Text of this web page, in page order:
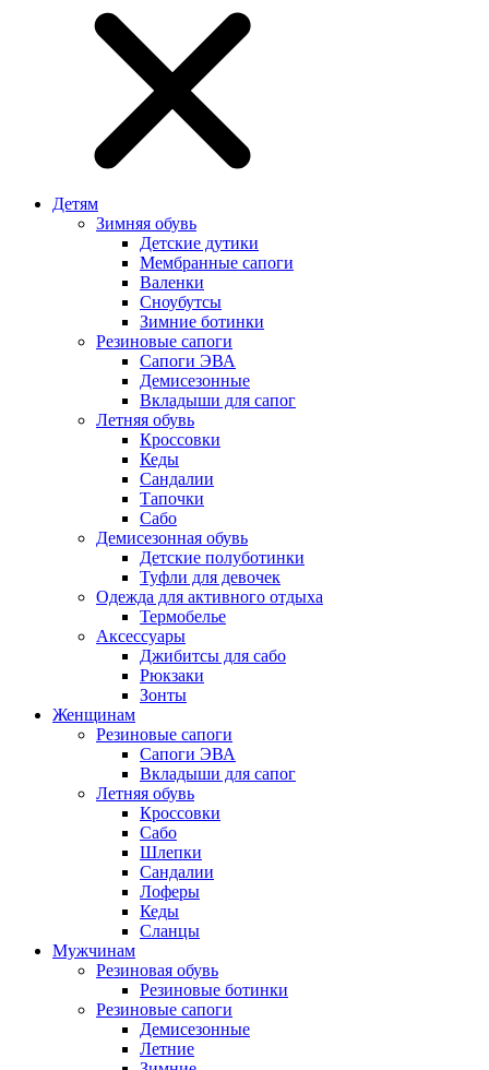
Детям
Зимняя обувь
Детские дутики
Мембранные сапоги
Валенки
Сноубутсы
Зимние ботинки
Резиновые сапоги
Сапоги ЭВА
Демисезонные
Вкладыши для сапог
Летняя обувь
Кроссовки
Кеды
Сандалии
Тапочки
Сабо
Демисезонная обувь
Детские полуботинки
Туфли для девочек
Одежда для активного отдыха
Термобелье
Аксессуары
Джибитсы для сабо
Рюкзаки
Зонты
Женщинам
Резиновые сапоги
Cапоги ЭВА
Вкладыши для сапог
Летняя обувь
Кроссовки
Сабо
Шлепки
Сандалии
Лоферы
Кеды
Сланцы
Мужчинам
Резиновая обувь
Резиновые ботинки
Резиновые сапоги
Демисезонные
Летние